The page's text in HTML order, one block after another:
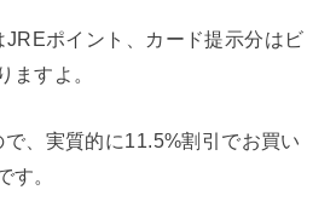
ポイント、カード提示分はビ
ますよ。
、実質的に11.5%割引でお買い
す。